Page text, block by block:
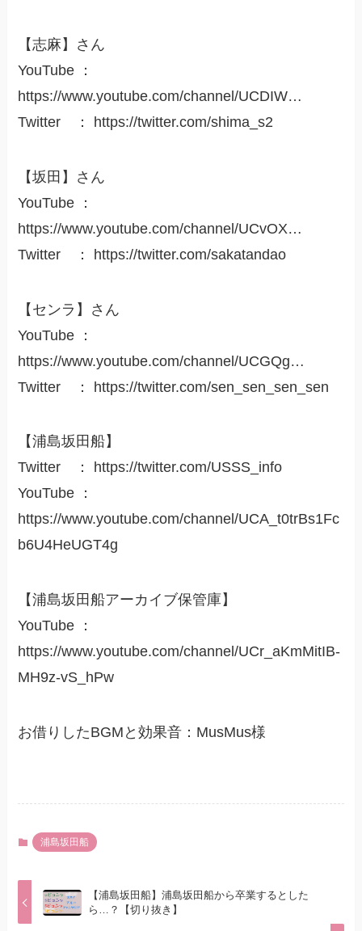
【志麻】さん
YouTube ：
https://www.youtube.com/channel/UCDIW…
Twitter ： https://twitter.com/shima_s2
【坂田】さん
YouTube ：
https://www.youtube.com/channel/UCvOX…
Twitter ： https://twitter.com/sakatandao
【センラ】さん
YouTube ：
https://www.youtube.com/channel/UCGQg…
Twitter ： https://twitter.com/sen_sen_sen_sen
【浦島坂田船】
Twitter ： https://twitter.com/USSS_info
YouTube ：
https://www.youtube.com/channel/UCA_t0trBs1Fc
b6U4HeUGT4g
【浦島坂田船アーカイブ保管庫】
YouTube ：
https://www.youtube.com/channel/UCr_aKmMitIB-
MH9z-vS_hPw
お借りしたBGMと効果音：MusMus様
浦島坂田船
【浦島坂田船】浦島坂田船から卒業するとした
ら…？【切り抜き】